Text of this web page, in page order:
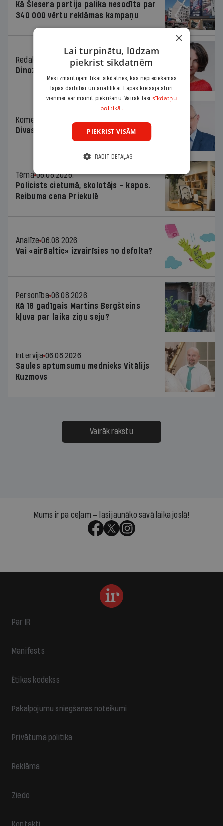
Kā Šlesera partija palika nesodīta par
340 000 vērtu reklāmas kampaņu
Redaktores sleja 06.08.2026.
Dinozaura triks
Komentārs
Divas koalīcijas
Tēma 06.08.2026.
Policists cietumā, skolotājs – kapos.
Reibuma cena Priekulē
Analīze 06.08.2026.
Vai «airBaltic» izvairīsies no defolta?
Personība 06.08.2026.
Kā 18 gadīgais Martins Bergšteins
kļuva par laika ziņu seju?
Intervija 06.08.2026.
Saules aptumsumu mednieks Vitālijs
Kuzmovs
Vairāk rakstu
Mums ir pa ceļam — lasi jaunāko savā laika joslā!
Par IR
Manifests
Ētikas kodekss
Pakalpojumu sniegšanas noteikumi
Privātuma politika
Reklāma
Ziedo
Kontakti
×
Lai turpinātu, lūdzam
piekrist sīkdatnēm
Mēs izmantojam tikai sīkdatnes, kas nepieciešamas
lapas darbībai un analītikai. Lapas kreisajā stūrī
vienmēr var mainīt piekrišanu. Vairāk lasi sīkdatņu
politikā.
PIEKRIST VISĀM
RĀDĪT DETAĻAS